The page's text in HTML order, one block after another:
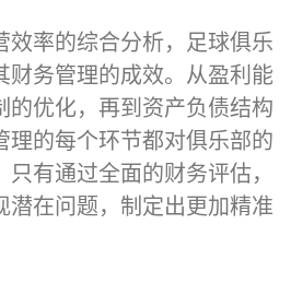
效率的综合分析，足球俱乐
财务管理的成效。从盈利能
的优化，再到资产负债结构
理的每个环节都对俱乐部的
有通过全面的财务评估，
潜在问题，制定出更加精准